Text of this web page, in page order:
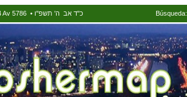
Viernes 7 de agosto de 2026 • 24 Av 5786 • כ"ד אב ה' תשפ"ו Búsqueda: